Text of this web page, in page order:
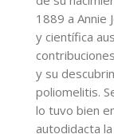
1889 a Annie
y científica
y su
poliomelitis.
lo tuvo bien
autodidacta